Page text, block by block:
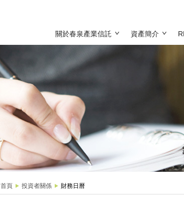
關於春泉產業信託 資產簡介
首頁 投資者關係 財務日曆